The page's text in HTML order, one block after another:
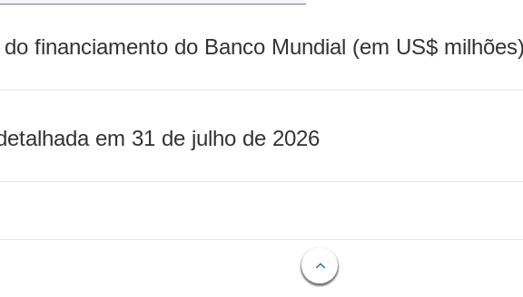
financiamento do Banco Mundial (em US$
em 31 de julho de 2026